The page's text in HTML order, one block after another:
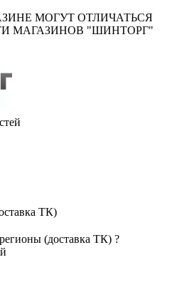
МОГУТ ОТЛИЧАТЬСЯ
МАГАЗИНОВ "ШИНТОРГ"
ТК)
(доставка ТК) ?